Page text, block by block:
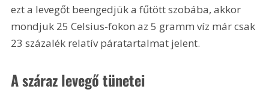
ezt a levegőt beengedjük a fűtött szobába, akkor
mondjuk 25 Celsius-fokon az 5 gramm víz már csak
23 százalék relatív páratartalmat jelent.
A száraz levegő tünetei